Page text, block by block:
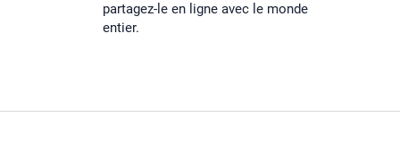
partagez-le en ligne avec le monde
entier.